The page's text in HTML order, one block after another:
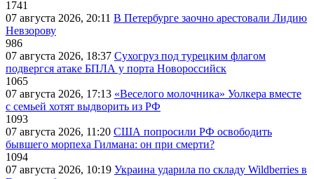
1741
07 августа 2026, 20:11 В Петербурге заочно арестовали Лидию
Невзорову
986
07 августа 2026, 18:37 Сухогруз под турецким флагом
подвергся атаке БПЛА у порта Новороссийск
1065
07 августа 2026, 17:13 «Веселого молочника» Уолкера вместе
с семьей хотят выдворить из РФ
1093
07 августа 2026, 11:20 США попросили РФ освободить
бывшего морпеха Гилмана: он при смерти?
1094
07 августа 2026, 10:19 Украина ударила по складу Wildberries в